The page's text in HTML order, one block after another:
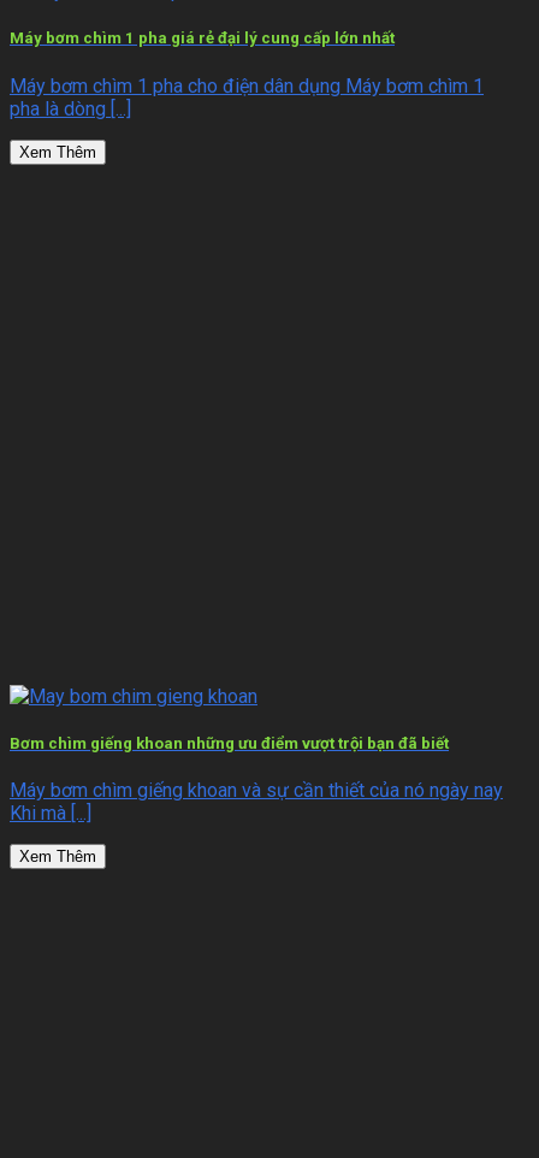
Máy bơm chìm 1 pha giá rẻ đại lý cung cấp lớn nhất
Máy bơm chìm 1 pha cho điện dân dụng Máy bơm chìm 1
pha là dòng [...]
Xem Thêm
Bơm chìm giếng khoan những ưu điểm vượt trội bạn đã biết
Máy bơm chìm giếng khoan và sự cần thiết của nó ngày nay
Khi mà [...]
Xem Thêm